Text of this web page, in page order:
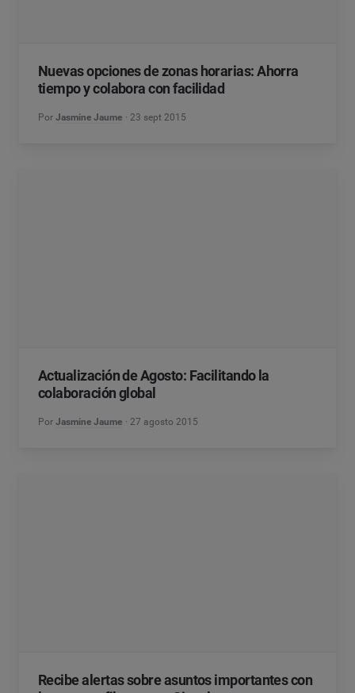
Nuevas opciones de zonas horarias: Ahorra
tiempo y colabora con facilidad
Por Jasmine Jaume 23 sept 2015
Actualización de Agosto: Facilitando la
colaboración global
Por Jasmine Jaume 27 agosto 2015
Recibe alertas sobre asuntos importantes con